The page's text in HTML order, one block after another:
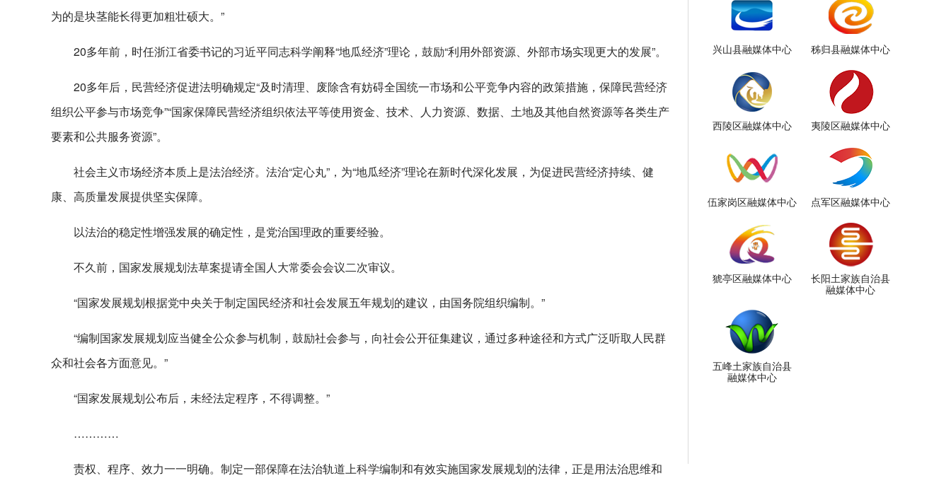
为的是块茎能长得更加粗壮硕大。”
20多年前，时任浙江省委书记的习近平同志科学阐释“地瓜经济”理论，鼓励“利用外部资源、外部市场实现更大的发展”。
20多年后，民营经济促进法明确规定“及时清理、废除含有妨碍全国统一市场和公平竞争内容的政策措施，保障民营经济
组织公平参与市场竞争”“国家保障民营经济组织依法平等使用资金、技术、人力资源、数据、土地及其他自然资源等各类生产
要素和公共服务资源”。
社会主义市场经济本质上是法治经济。法治“定心丸”，为“地瓜经济”理论在新时代深化发展，为促进民营经济持续、健
康、高质量发展提供坚实保障。
以法治的稳定性增强发展的确定性，是党治国理政的重要经验。
不久前，国家发展规划法草案提请全国人大常委会会议二次审议。
“国家发展规划根据党中央关于制定国民经济和社会发展五年规划的建议，由国务院组织编制。”
“编制国家发展规划应当健全公众参与机制，鼓励社会参与，向社会公开征集建议，通过多种途径和方式广泛听取人民群
众和社会各方面意见。”
“国家发展规划公布后，未经法定程序，不得调整。”
…………
责权、程序、效力一一明确。制定一部保障在法治轨道上科学编制和有效实施国家发展规划的法律，正是用法治思维和
兴山县融媒体中心 秭归县融媒体中心
西陵区融媒体中心 夷陵区融媒体中心
伍家岗区融媒体中心 点军区融媒体中心
猇亭区融媒体中心
长阳土家族自治县
融媒体中心
五峰土家族自治县
融媒体中心